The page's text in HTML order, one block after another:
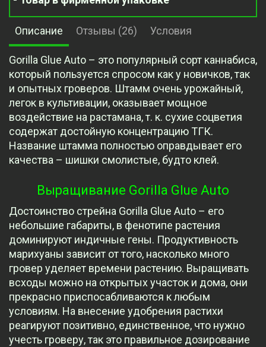
Описание Отзывы (26) Условия
Gorilla Glue Auto – это популярный сорт каннабиса,
который пользуется спросом как у новичков, так
и опытных гроверов. Штамм очень урожайный,
легок в культивации, оказывает мощное
воздействие на растамана, т. к. сухие соцветия
содержат достойную концентрацию ТГК.
Название штамма полностью оправдывает его
качества – шишки смолистые, будто клей.
Выращивание Gorilla Glue Auto
Достоинство стрейна Gorilla Glue Auto – его
небольшие габариты, в фенотипе растения
доминируют индичные гены. Продуктивность
марихуаны зависит от того, насколько много
гровер уделяет времени растению. Выращивать
всходы можно на открытых участок и дома, они
прекрасно приспосабливаются к любым
условиям. На внесение удобрения растихи
реагируют позитивно, единственное, что нужно
учесть гроверу, так это правильное дозирование